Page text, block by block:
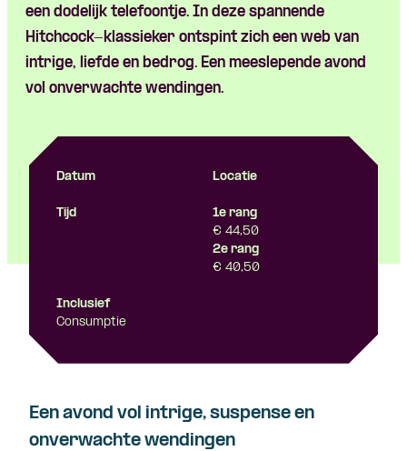
een dodelijk telefoontje. In deze spannende
Hitchcock-klassieker ontspint zich een web van
intrige, liefde en bedrog. Een meeslepende avond
vol onverwachte wendingen.
Datum Locatie
Tijd
1e rang
€ 44,50
2e rang
€ 40,50
Inclusief
Consumptie
Een avond vol intrige, suspense en
onverwachte wendingen